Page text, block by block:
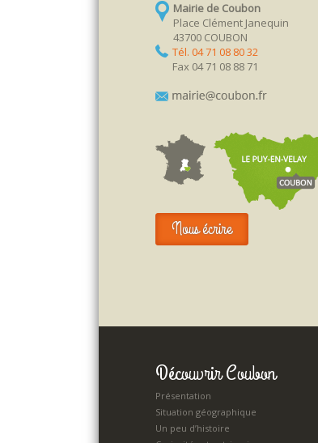
Mairie de Coubon
Place Clément Janequin
43700 COUBON
Tél. 04 71 08 80 32
Fax 04 71 08 88 71
Nous écrire
Découvrir Coubon
Présentation
Situation géographique
Un peu d’histoire